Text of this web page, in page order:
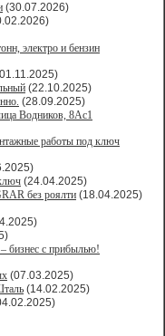
(30.07.2026)
электро и бензин
(22.10.2025)
(28.09.2025)
Водников, 8Ас1
работы под ключ
(24.04.2025)
без роялти (18.04.2025)
бизнес с прибылью!
(07.03.2025)
(14.02.2025)